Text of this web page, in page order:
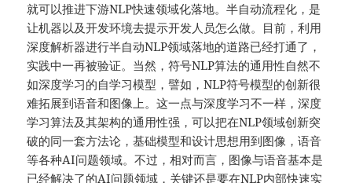
就可以推进下游NLP快速领域化落地。半自动流程化，是
让机器以及开发环境去提示开发人员怎么做。目前，利用
深度解析器进行半自动NLP领域落地的道路已经打通了，
实践中一再被验证。当然，符号NLP算法的通用性自然不
如深度学习的自学习模型，譬如，NLP符号模型的创新很
难拓展到语音和图像上。这⼀点与深度学习不⼀样，深度
学习算法及其架构的通用性强，可以把在NLP领域创新突
破的同⼀套方法论，基础模型和设计思想用到图像，语音
等各种AI问题领域。不过，相对而言，图像与语音基本是
已经解决了的AI问题领域，关键还是要在NLP内部快速实